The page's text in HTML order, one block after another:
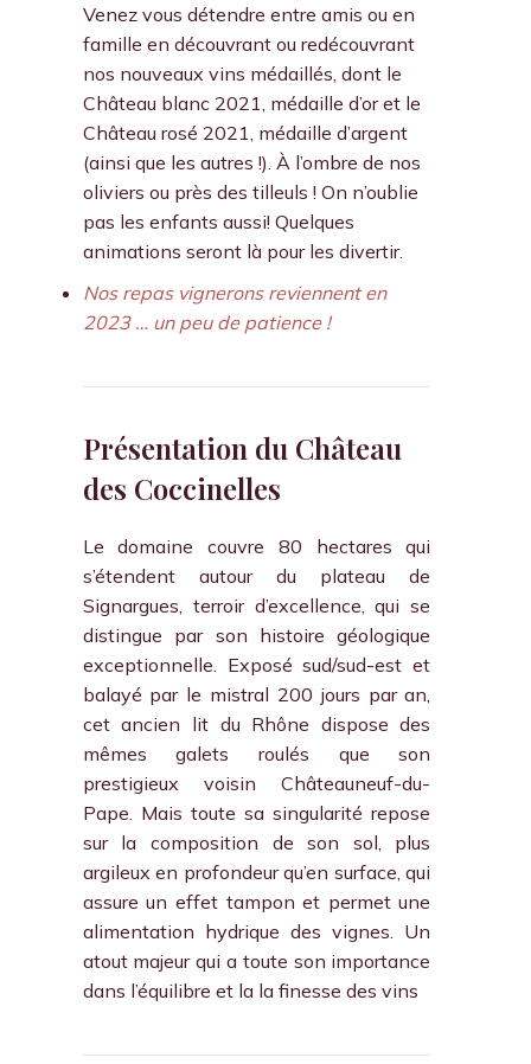
Venez vous détendre entre amis ou en
famille en découvrant ou redécouvrant
nos nouveaux vins médaillés, dont le
Château blanc 2021, médaille d’or et le
Château rosé 2021, médaille d’argent
(ainsi que les autres !). À l’ombre de nos
oliviers ou près des tilleuls ! On n’oublie
pas les enfants aussi! Quelques
animations seront là pour les divertir.
Nos repas vignerons reviennent en
2023 … un peu de patience !
Présentation du Château
des Coccinelles
Le domaine couvre 80 hectares qui
s’étendent autour du plateau de
Signargues, terroir d’excellence, qui se
distingue par son histoire géologique
exceptionnelle. Exposé sud/sud-est et
balayé par le mistral 200 jours par an,
cet ancien lit du Rhône dispose des
mêmes galets roulés que son
prestigieux voisin Châteauneuf-du-
Pape. Mais toute sa singularité repose
sur la composition de son sol, plus
argileux en profondeur qu’en surface, qui
assure un effet tampon et permet une
alimentation hydrique des vignes. Un
atout majeur qui a toute son importance
dans l’équilibre et la la finesse des vins